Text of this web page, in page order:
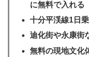
に無料で入れる
十分平渓線1日
迪化街や永康街
無料の現地文化